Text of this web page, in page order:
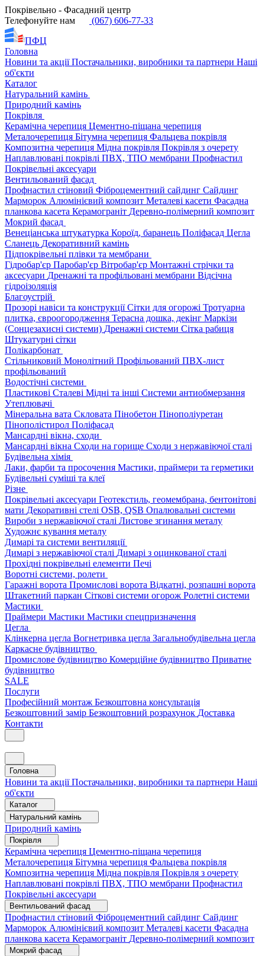
Покрівельно - Фасадний центр
Телефонуйте нам
(067) 606-77-33
ПФЦ
Головна
Новини та акціїПостачальники, виробники та партнери Наші
об'єкти
Каталог
Натуральний камінь
Природний камінь
Покрівля
Керамічна черепиця Цементно-піщана черепиця
Металочерепиця Бітумна черепиця Фальцева покрівля
Композитна черепиця Мідна покрівля Покрівля з очерету
Наплавлювані покрівлі ПВХ, ТПО мембрани Профнастил
Покрівельні аксесуари
Вентильований фасад
Профнастил стіновий Фіброцементний сайдинг Сайдинг
Марморок Алюмінієвий композит Металеві касети Фасадна
планкова касета Керамограніт Деревно-полімерний композит
Мокрий фасад
Венеціанська штукатурка Короїд, баранець Поліфасад Цегла
Сланець Декоративний камінь
Підпокрівельні плівки та мембрани
Гідробар'єр Паробар'єр Вітробар'єр Монтажні стрічки та
аксесуари Дренажні та профільовані мембрани Відсічна
гідроізоляція
Благоустрій
Прозорі навіси та конструкціїСітки для огорожі Тротуарна
плитка, євроогородження Терасна дошка, декінг Маркізи
(Сонцезахисні системи) Дренажні системи Сітка рабиця
Штукатурні сітки
Полікарбонат
Стільниковий Монолітний Профільований ПВХ-лист
профільований
Водостічні системи
Пластикові Сталеві Мідні та інші Системи антиобмерзання
Утеплювачі
Мінеральна вата Скловата Пінобетон Пінополіуретан
Пінополістирол Поліфасад
Мансардні вікна, сходи
Мансардні вікна Сходи на горище Сходи з нержавіючої сталі
Будівельна хімія
Лаки, фарби та просочення Мастики, праймери та герметики
Будівельні суміші та клеї
Різне
Покрівельні аксесуари Геотекстиль, геомембрана, бентонітові
мати Декоративні стелі OSB, QSB Опалювальні системи
Вироби з нержавіючої сталі Листове згинання металу
Художнє кування металу
Димарі та системи вентиляції
Димарі з нержавіючої сталі Димарі з оцинкованої сталі
Прохідні покрівельні елементи Печі
Воротні системи, ролети
Гаражні ворота Промислові ворота Відкатні, розпашні ворота
Штакетний паркан Сіткові системи огорож Ролетні системи
Мастики
Праймери Мастики Мастики спецпризначення
Цегла
Клінкерна цегла Вогнетривка цегла Загальнобудівельна цегла
Каркасне будівництво
Промислове будівництво Комерційне будівництво Приватне
будівництво
SALE
Послуги
Професійний монтаж Безкоштовна консультація
Безкоштовний замір Безкоштовний розрахунок Доставка
Контакти
Головна
Новини та акціїПостачальники, виробники та партнери Наші
об'єкти
Каталог
Натуральний камінь
Природний камінь
Покрівля
Керамічна черепиця Цементно-піщана черепиця
Металочерепиця Бітумна черепиця Фальцева покрівля
Композитна черепиця Мідна покрівля Покрівля з очерету
Наплавлювані покрівлі ПВХ, ТПО мембрани Профнастил
Покрівельні аксесуари
Вентильований фасад
Профнастил стіновий Фіброцементний сайдинг Сайдинг
Марморок Алюмінієвий композит Металеві касети Фасадна
планкова касета Керамограніт Деревно-полімерний композит
Мокрий фасад